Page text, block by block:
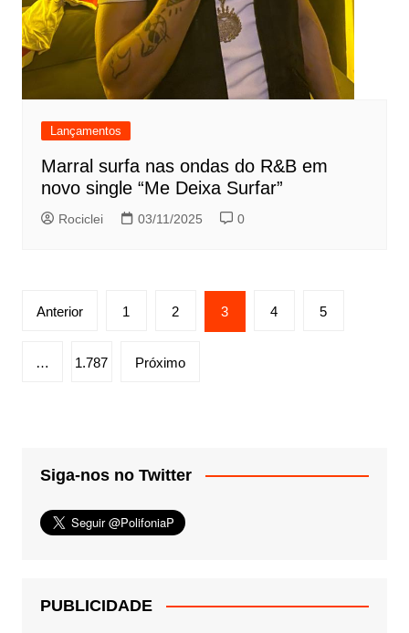
Lançamentos
Marral surfa nas ondas do R&B em
novo single “Me Deixa Surfar”
Rociclei 03/11/2025 0
Paginação
posts
Anterior 1 2 3 4 5
… 1.787 Próximo
Siga-nos no Twitter
PUBLICIDADE